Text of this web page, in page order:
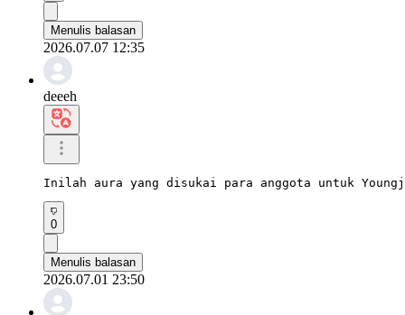
Menulis balasan
2026.07.07 12:35
deeeh
Inilah aura yang disukai para anggota untuk
0
Menulis balasan
2026.07.01 23:50